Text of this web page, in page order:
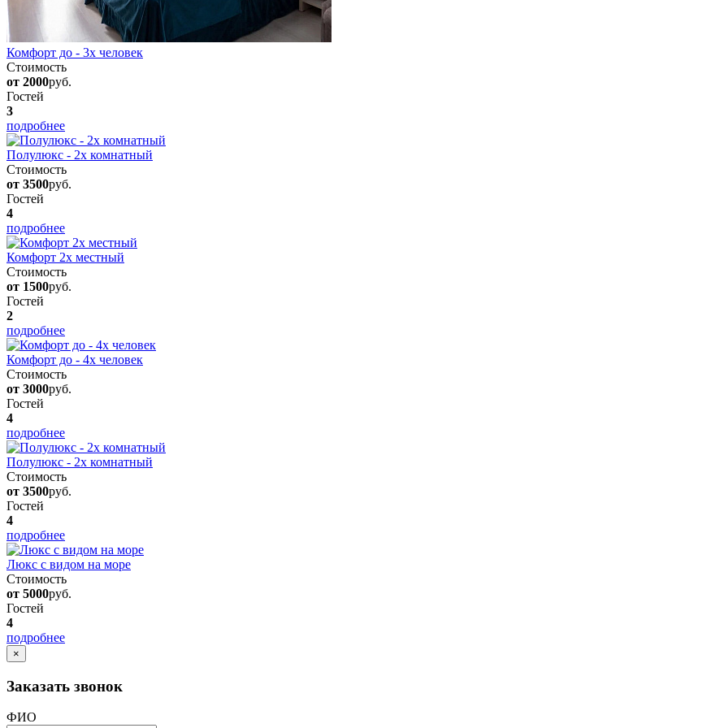
Комфорт до - 3х человек
Стоимость
от 2000руб.
Гостей
3
подробнее
Полулюкс - 2х комнатный
Стоимость
от 3500руб.
Гостей
4
подробнее
Комфорт 2х местный
Стоимость
от 1500руб.
Гостей
2
подробнее
Комфорт до - 4х человек
Стоимость
от 3000руб.
Гостей
4
подробнее
Полулюкс - 2х комнатный
Стоимость
от 3500руб.
Гостей
4
подробнее
Люкс с видом на море
Стоимость
от 5000руб.
Гостей
4
подробнее
×
Заказать звонок
ФИО